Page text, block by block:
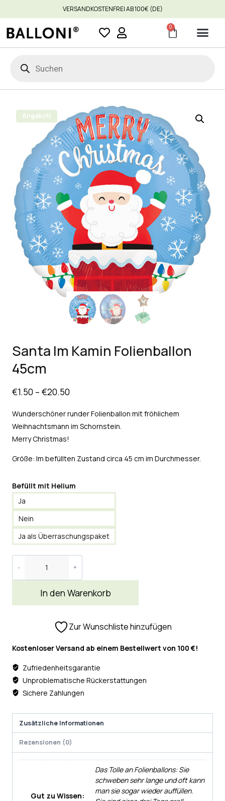
VERSANDKOSTENFREI AB 100€ (DE)
0
Angebot!
Santa Im Kamin Folienballon
45cm
€1.50 – €20.50
Wunderschöner runder Folienballon mit fröhlichem
Weihnachtsmann im Schornstein.
Merry Christmas!
Größe: Im befüllten Zustand circa 45 cm im Durchmesser.
Befüllt mit Helium
Ja
Nein
Ja als Überraschungspaket
In den Warenkorb
Zur Wunschliste hinzufügen
Kostenloser Versand ab einem Bestellwert von 100 €!
Zufriedenheitsgarantie
Unproblematische Rückerstattungen
Sichere Zahlungen
Zusätzliche Informationen
Rezensionen (0)
Gut zu Wissen:
Das Tolle an Folienballons: Sie
schweben sehr lange und oft kann
man sie sogar wieder auffüllen.